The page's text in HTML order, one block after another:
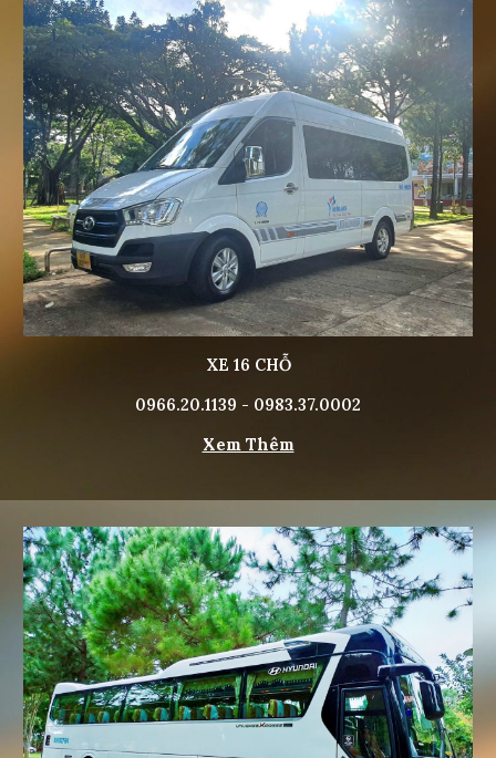
XE 16 CHỖ
0966.20.1139 - 0983.37.0002
Xem Thêm